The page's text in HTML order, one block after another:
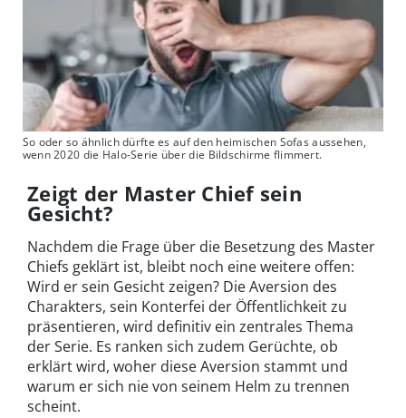
So oder so ähnlich dürfte es auf den heimischen Sofas aussehen,
wenn 2020 die Halo-Serie über die Bildschirme flimmert.
Zeigt der Master Chief sein
Gesicht?
Nachdem die Frage über die Besetzung des Master
Chiefs geklärt ist, bleibt noch eine weitere offen:
Wird er sein Gesicht zeigen? Die Aversion des
Charakters, sein Konterfei der Öffentlichkeit zu
präsentieren, wird definitiv ein zentrales Thema
der Serie. Es ranken sich zudem Gerüchte, ob
erklärt wird, woher diese Aversion stammt und
warum er sich nie von seinem Helm zu trennen
scheint.